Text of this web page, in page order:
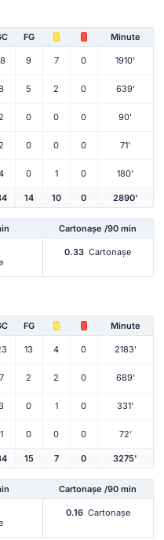
FG Minute
9 7 0 1910'
5 2 0 639'
0 0 0 90'
0 0 0 71'
0 1 0 180'
14 10 0 2890'
Cartonașe /90 min
0.33 Cartonașe
FG Minute
13 4 0 2183'
7 2 2 0 689'
0 1 0 331'
1 0 0 0 72'
15 7 0 3275'
Cartonașe /90 min
0.16 Cartonașe